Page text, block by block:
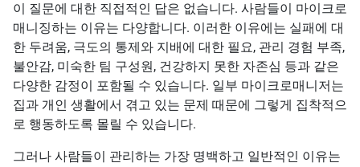
이 질문에 대한 직접적인 답은 없습니다. 사람들이 마이크로
매니징하는 이유는 다양합니다. 이러한 이유에는 실패에 대
한 두려움, 극도의 통제와 지배에 대한 필요, 관리 경험 부족,
불안감, 미숙한 팀 구성원, 건강하지 못한 자존심 등과 같은
다양한 감정이 포함될 수 있습니다. 일부 마이크로매니저는
집과 개인 생활에서 겪고 있는 문제 때문에 그렇게 집착적으
로 행동하도록 몰릴 수 있습니다.
그러나 사람들이 관리하는 가장 명백하고 일반적인 이유는